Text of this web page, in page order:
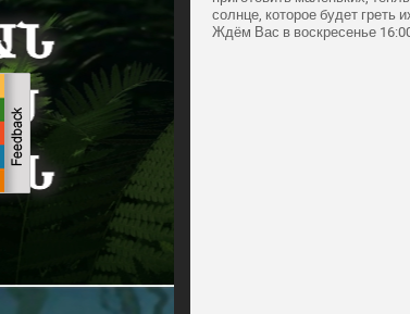
солнце, которое будет греть
Ждём Вас в воскресенье